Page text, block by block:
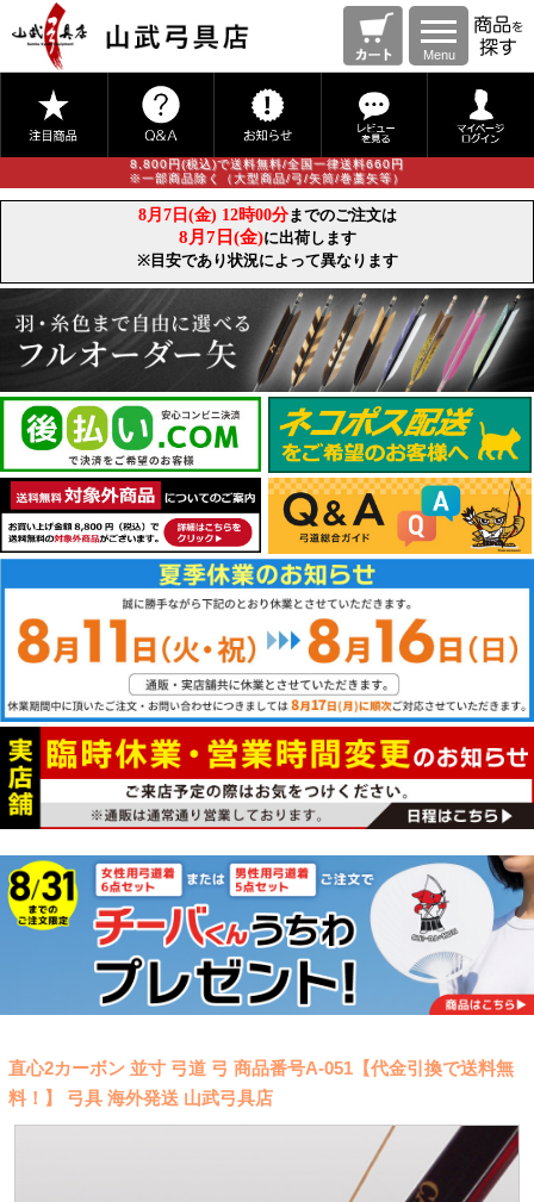
Menu
8,800円(税込)で送料無料/全国一律送料660円
※一部商品除く（大型商品/弓/矢筒/巻藁矢等）
直心2カーボン 並寸 弓道 弓 商品番号A-051【代金引換で送料無
料！】 弓具 海外発送 山武弓具店